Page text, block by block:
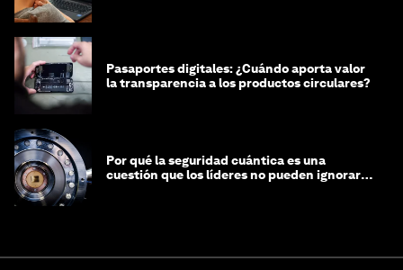
Pasaportes digitales: ¿Cuándo aporta valor
la transparencia a los productos circulares?
Por qué la seguridad cuántica es una
cuestión que los líderes no pueden ignorar